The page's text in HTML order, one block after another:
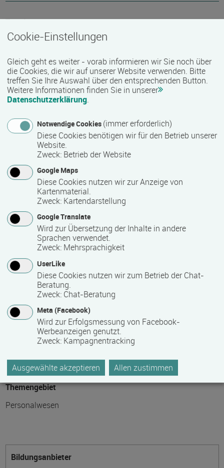
Termin
Termine auf Anfrage
Bemerkungen zum Termin
Die Unterrichtszeiten sind dienstags und donnerstags
jeweils von 13.30 Uhr bis 16.30 Uhr. Insgesamt beinhaltet
Minuten). Pro Woche finden acht Unterrichtseinheiten statt.
Mindest­teilnehmer­anzahl
1
Maximale Teilnehmerzahl
Teilnahmegebühr
Bitte kontaktieren Sie den Bildungsanbieter direkt, um
detaillierte Preisinformationen zu erhalten
Hinweis des Datenbankbetreibers: Bitte erfragen Sie beim
Themengebiet
Personalwesen
Bildungsanbieter
Cookie-Einstellungen
Gleich geht es weiter - vorab informieren wir Sie noch über
die Cookies, die wir auf unserer Website verwenden. Bitte
treffen Sie Ihre Auswahl über den entsprechenden Button.
Weitere Informationen finden Sie in unserer
Datenschutzerklärung.
Notwendige Cookies (immer erforderlich)
Diese Cookies benötigen wir für den Betrieb unserer
Website.
Zweck: Betrieb der Website
Google Maps
Diese Cookies nutzen wir zur Anzeige von
Kartenmaterial.
Zweck: Kartendarstellung
Google Translate
Wird zur Übersetzung der Inhalte in andere
Sprachen verwendet.
Zweck: Mehrsprachigkeit
UserLike
Diese Cookies nutzen wir zum Betrieb der Chat-
Beratung.
Zweck: Chat-Beratung
Meta (Facebook)
Wird zur Erfolgsmessung von Facebook-
Werbeanzeigen genutzt.
Zweck: Kampagnentracking
Ausgewählte akzeptieren Allen zustimmen